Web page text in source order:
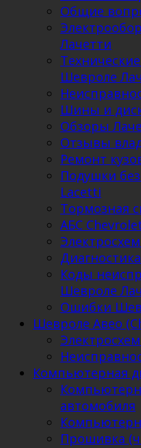
Общие
Лачетти
Шевроле
Шины и
Обзоры
Отзывы
Ремонт
Подушки
Lacetti
Тормозная
АБС
Коды
Шевроле
Ошибки
Шевроле Авео
Компьютерная
автомобиля
Прошивка